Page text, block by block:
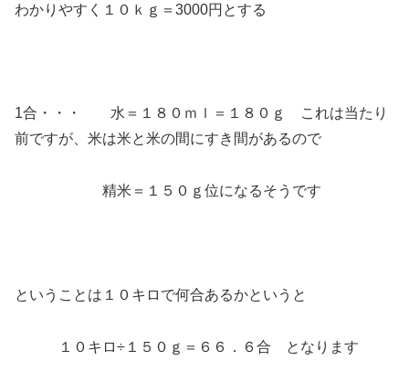
わかりやすく１０ｋｇ＝3000円とする
1合・・・ 水＝１８０ｍｌ＝１８０ｇ これは当たり
前ですが、米は米と米の間にすき間があるので
精米＝１５０ｇ位になるそうです
ということは１０キロで何合あるかというと
１０キロ÷１５０ｇ＝６６．６合 となります